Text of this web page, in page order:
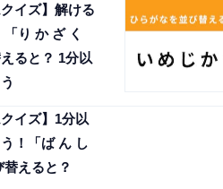
クイズ】解ける
り か ざ く
ると？ 1分以
クイズ】1分以
！「ば ん し
えると？